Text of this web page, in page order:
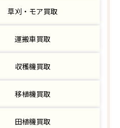
草刈・モア買取
運搬車買取
収穫機買取
移植機買取
田植機買取